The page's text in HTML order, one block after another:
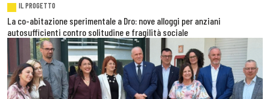
IL PROGETTO
La co-abitazione sperimentale a Dro: nove alloggi per anziani
autosufficienti contro solitudine e fragilità sociale